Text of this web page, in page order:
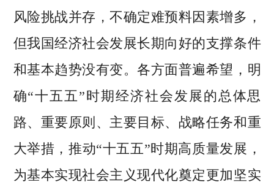
风险挑战并存，不确定难预料因素增多，
但我国经济社会发展长期向好的支撑条件
和基本趋势没有变。各方面普遍希望，明
确“十五五”时期经济社会发展的总体思
路、重要原则、主要目标、战略任务和重
大举措，推动“十五五”时期高质量发展，
为基本实现社会主义现代化奠定更加坚实